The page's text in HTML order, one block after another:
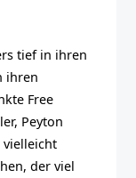
tief in ihren
ihren
Free
Peyton
vielleicht
der viel